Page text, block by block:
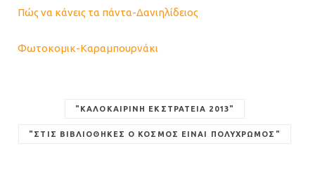
Πώς να κάνεις τα πάντα-Δανιηλίδειος
Φωτοκομικ-Καραμπουρνάκι
"ΚΑΛΟΚΑΙΡΙΝΉ ΕΚΣΤΡΑΤΕΊΑ 2013"
"ΣΤΙΣ ΒΙΒΛΙΟΘΉΚΕΣ Ο ΚΌΣΜΟΣ ΕΊΝΑΙ ΠΟΛΎΧΡΩΜΟΣ"